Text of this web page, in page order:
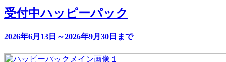
受付中ハッピーパック
2026年6月13日～2026年9月30日まで